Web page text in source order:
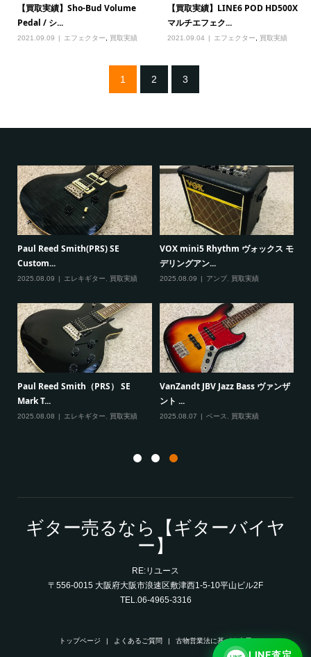
【買取実績】Sho-Bud Volume
Pedal / シ...
2021.09.09 エフェクター 買取実績
【買取実績】LINE6 POD HD500X
マルチエフェク...
2021.09.04 エフェクター 買取実績
1 2 3
Paul Reed Smith(PRS) SE
Custom...
2025.08.09 エレキギター, 買取実績
VOX mini5 Rhythm ヴォックス モ
デリングアン...
2025.08.09 アンプ, 買取実績
Paul Reed Smith（PRS） SE
Mark T...
2025.08.08 エレキギター 買取実績
VanZandt JBV Jazz Bass ヴァンザ
ント ...
2025.08.07 ベース 買取実績
ギター売るなら【ギターバイヤ
ー】
RE:リユース
〒556-0015 大阪府大阪市浪速区敷津西1-5-10平山ビル2F
TEL.06-4965-3316
トップページ よくあるご質問 古物営業法に基づく表示
LINE査定